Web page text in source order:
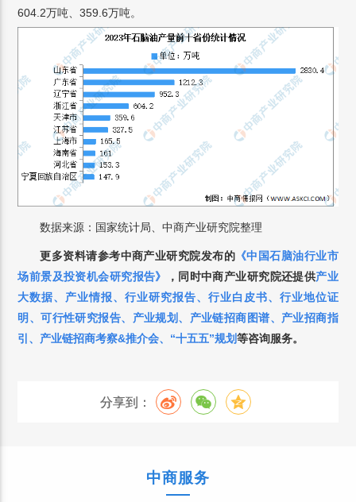
604.2万吨、359.6万吨。
数据来源：国家统计局、中商产业研究院整理
更多资料请参考中商产业研究院发布的 《中国石脑油行业市
场前景及投资机会研究报告》
，同时中商产业研究院还提供产业
大数据、产业情报、行业研究报告、行业白皮书、行业地位证
明、可行性研究报告、产业规划、产业链招商图谱、产业招商指
引、产业链招商考察&推介会、“十五五”规划等咨询服务。
分享到：
中商服务